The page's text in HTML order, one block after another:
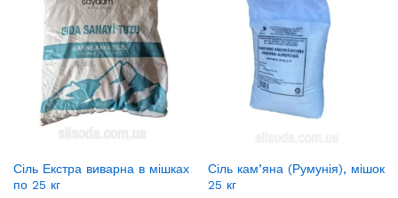
Сіль Екстра виварна в мішках
по 25 кг
Сіль кам’яна (Румунія), мішок
25 кг